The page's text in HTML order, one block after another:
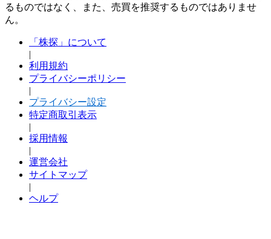
るものではなく、また、売買を推奨するものではありませ
ん。
「株探」について
|
利用規約
プライバシーポリシー
|
プライバシー設定
特定商取引表示
|
採用情報
|
運営会社
サイトマップ
|
ヘルプ